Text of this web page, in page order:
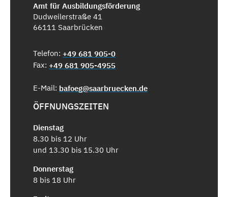
Amt für Ausbildungsförderung
Dudweilerstraße 41
66111 Saarbrücken
Telefon: +49 681 905-0
Fax: +49 681 905-4955
E-Mail: bafoeg@saarbruecken.de
ÖFFNUNGSZEITEN
Dienstag
8.30 bis 12 Uhr
und 13.30 bis 15.30 Uhr
Donnerstag
8 bis 18 Uhr